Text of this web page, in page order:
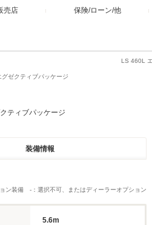
売店 保険/ローン/他
LS 460L
ゼクティブパッケージ
ティブパッケージ
装備情報
装備 -：選択不可、またはディーラーオプション
5.6m